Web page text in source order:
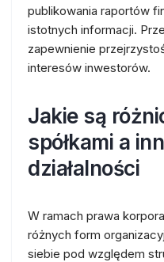
publikowania raportów
istotnych informacji.
zapewnienie
interesów inwestorów.
Jakie są
spółkami a
działalności
W ramach prawa
różnych form
siebie pod względem